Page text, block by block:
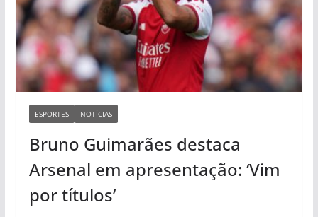
ESPORTES NOTÍCIAS
Bruno Guimarães destaca
Arsenal em apresentação: ‘Vim
por títulos’